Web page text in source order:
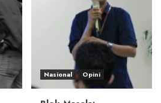
Nasional Opini